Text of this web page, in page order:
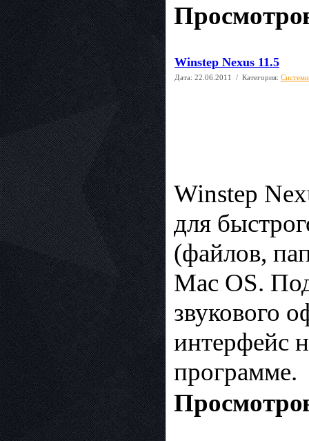
Winstep Nexus 11.5
Дата: 22.06.2011 / Категория:
Winstep
для
(файлов,
Mac OS.
звукового
интерфейс
программе.